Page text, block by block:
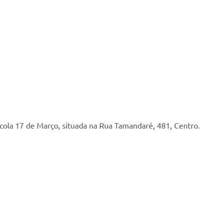
17 de Março, situada na Rua Tamandaré, 481, Centro.